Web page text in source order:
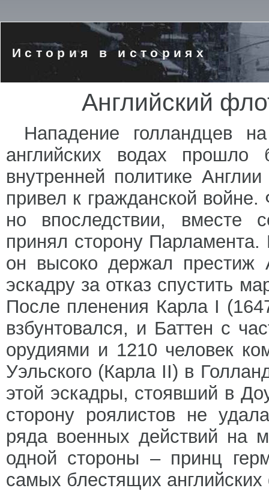
История в историях
Английский
Нападение голландцев
английских водах прошло
внутренней политике
привел к гражданской
но впоследствии, вместе
принял сторону
он высоко держал престиж
эскадру за отказ спустить
После пленения Карла I
взбунтовался, и Баттен с
орудиями и 1210 человек
Уэльского (Карла II) в
этой эскадры, стоявший в
сторону роялистов не
ряда военных действий на
одной стороны – принц
самых блестящих